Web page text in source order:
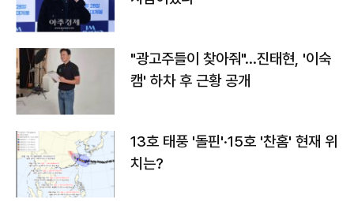
"광고주들이 찾아줘"…진태현, '이숙
캠' 하차 후 근황 공개
13호 태풍 '돌핀'·15호 '찬홈' 현재 위
치는?